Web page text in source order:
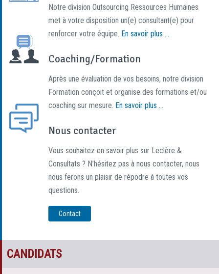
Notre division Outsourcing Ressources Humaines
met à votre disposition un(e) consultant(e) pour
renforcer votre équipe. En savoir plus ...
Coaching/Formation
Après une évaluation de vos besoins, notre division
Formation conçoit et organise des formations et/ou
coaching sur mesure. En savoir plus ...
Nous contacter
Vous souhaitez en savoir plus sur Leclère &
Consultats ? N’hésitez pas à nous contacter, nous
nous ferons un plaisir de répodre à toutes vos
questions.
Contact
CANDIDATS